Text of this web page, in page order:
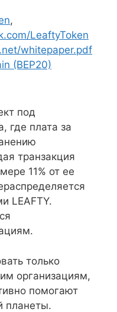
,
LeaftyToken
whitepaper.pdf
(BEP20)
под
где плата за
транзакция
11% от ее
LEAFTY.
только
организациям,
помогают
планеты.